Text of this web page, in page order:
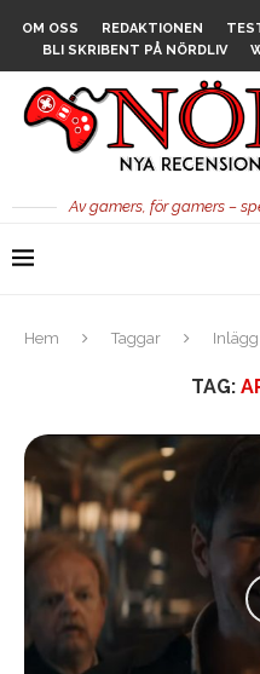
OM OSS REDAKTIONEN
BLI SKRIBENT PÅ NÖRDLIV
Av gamers, för gamers –
Hem Taggar
TAG: